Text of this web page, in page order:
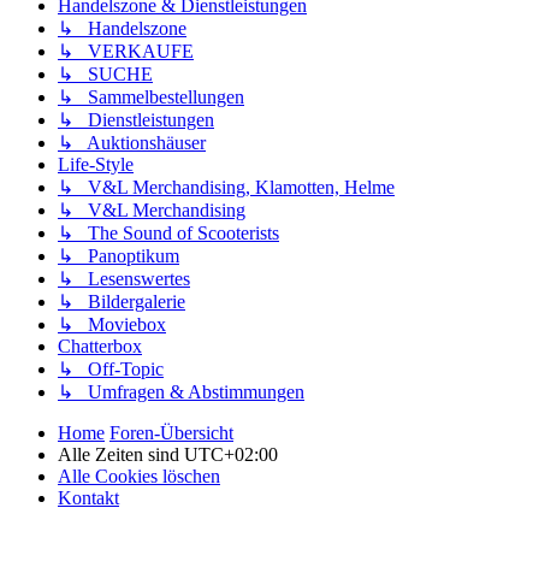
Handelszone & Dienstleistungen
↳ Handelszone
↳ VERKAUFE
↳ SUCHE
↳ Sammelbestellungen
↳ Dienstleistungen
↳ Auktionshäuser
Life-Style
↳ V&L Merchandising, Klamotten, Helme
↳ V&L Merchandising
↳ The Sound of Scooterists
↳ Panoptikum
↳ Lesenswertes
↳ Bildergalerie
↳ Moviebox
Chatterbox
↳ Off-Topic
↳ Umfragen & Abstimmungen
Home Foren-Übersicht
Alle Zeiten sind UTC+02:00
Alle Cookies löschen
Kontakt